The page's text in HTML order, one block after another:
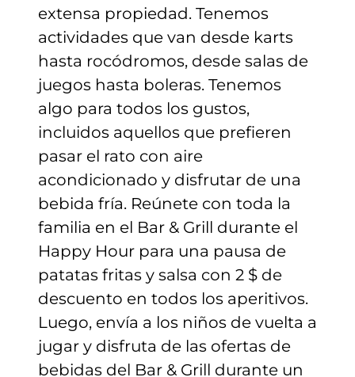
extensa propiedad. Tenemos
actividades que van desde karts
hasta rocódromos, desde salas de
juegos hasta boleras. Tenemos
algo para todos los gustos,
incluidos aquellos que prefieren
pasar el rato con aire
acondicionado y disfrutar de una
bebida fría. Reúnete con toda la
familia en el Bar & Grill durante el
Happy Hour para una pausa de
patatas fritas y salsa con 2 $ de
descuento en todos los aperitivos.
Luego, envía a los niños de vuelta a
jugar y disfruta de las ofertas de
bebidas del Bar & Grill durante un